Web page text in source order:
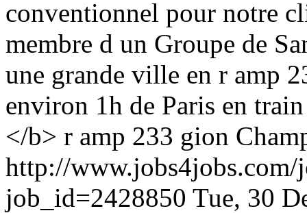
conventionnel pour notre
membre d un Groupe de
une grande ville en r amp
environ 1h de Paris en
</b> r amp 233 gion
http://www.jobs4jobs.com/
job_id=2428850 Tue, 30